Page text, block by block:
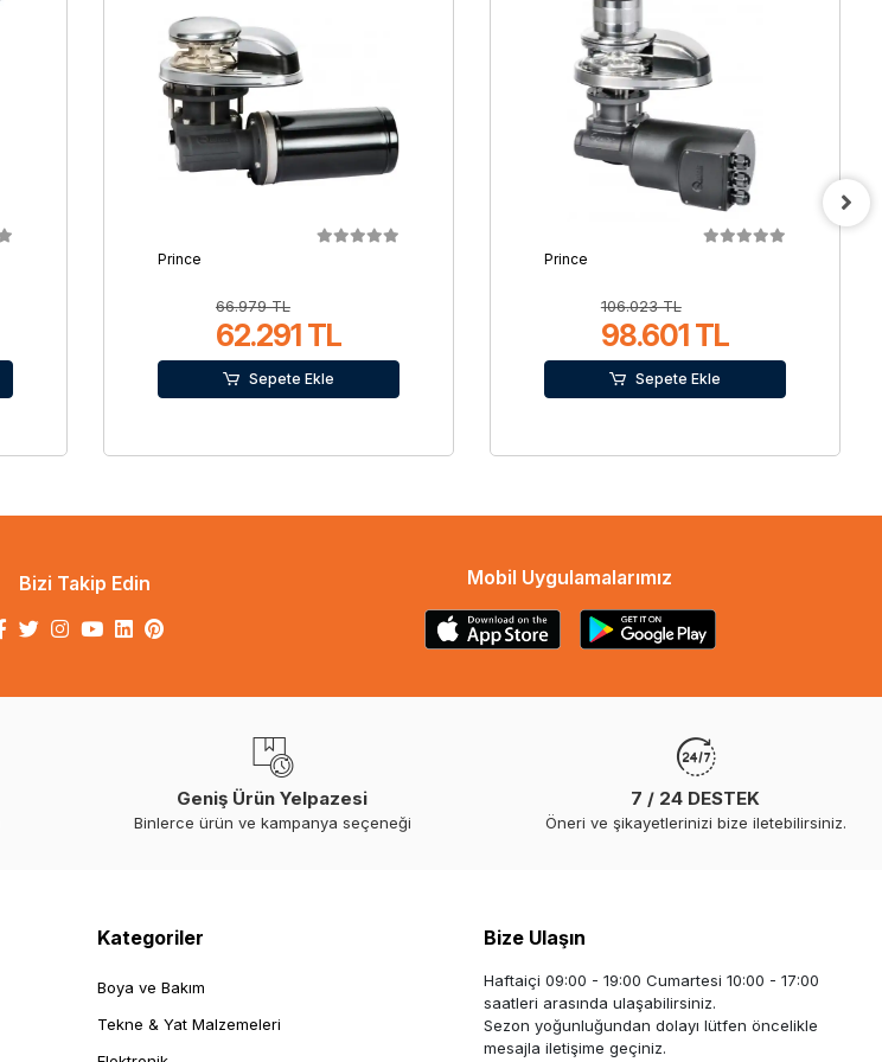
Prince
66.979 TL
62.291 TL
Sepete Ekle
Prince
106.023 TL
98.601 TL
Sepete Ekle
Bizi Takip Edin Mobil Uygulamalarımız
Geniş Ürün Yelpazesi
Binlerce ürün ve kampanya seçeneği
7 / 24 DESTEK
Öneri ve şikayetlerinizi bize iletebilirsiniz.
Kategoriler
Boya ve Bakım
Tekne & Yat Malzemeleri
Bize Ulaşın
Haftaiçi 09:00 - 19:00 Cumartesi 10:00 - 17:00
saatleri arasında ulaşabilirsiniz.
Sezon yoğunluğundan dolayı lütfen öncelikle
mesajla iletişime geçiniz.